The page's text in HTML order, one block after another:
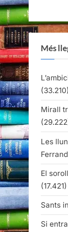
Més
(33.210)
Mirall
Les
El
(17.421)
Sants
Si